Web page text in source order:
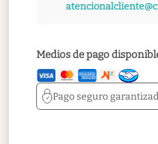
Medios de pago
Pago seguro